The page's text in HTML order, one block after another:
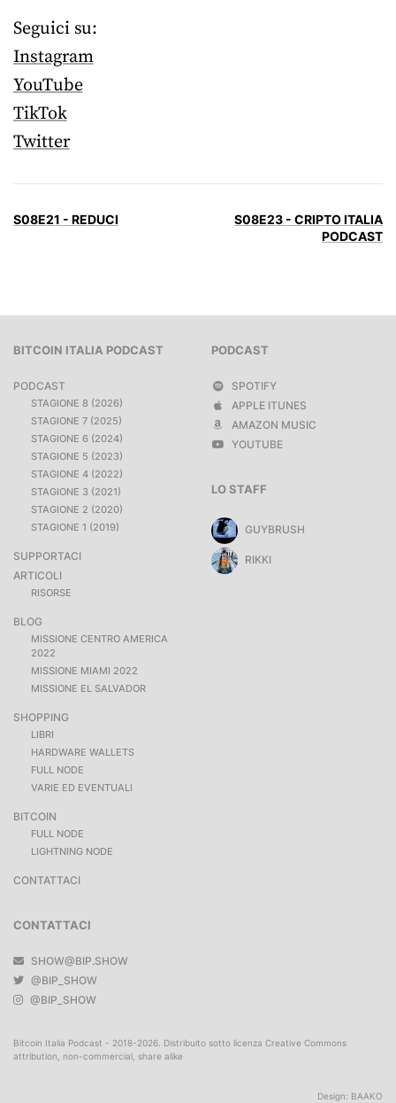
Seguici su:
Instagram
YouTube
TikTok
Twitter
S08E21 - REDUCI
S08E23 - CRIPTO ITALIA
PODCAST
BITCOIN ITALIA PODCAST
PODCAST
STAGIONE 8 (2026)
STAGIONE 7 (2025)
STAGIONE 6 (2024)
STAGIONE 5 (2023)
STAGIONE 4 (2022)
STAGIONE 3 (2021)
STAGIONE 2 (2020)
STAGIONE 1 (2019)
SUPPORTACI
ARTICOLI
RISORSE
BLOG
MISSIONE CENTRO AMERICA
2022
MISSIONE MIAMI 2022
MISSIONE EL SALVADOR
SHOPPING
LIBRI
HARDWARE WALLETS
FULL NODE
VARIE ED EVENTUALI
BITCOIN
FULL NODE
LIGHTNING NODE
CONTATTACI
PODCAST
SPOTIFY
APPLE ITUNES
AMAZON MUSIC
YOUTUBE
CONTATTACI
SHOW@BIP.SHOW
@BIP_SHOW
@BIP_SHOW
LO STAFF
GUYBRUSH
RIKKI
Bitcoin Italia Podcast - 2018-2026. Distribuito sotto licenza Creative Commons
attribution, non-commercial, share alike
Design: BAAKO